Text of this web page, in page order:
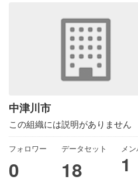
中津川市
この組織には説明がありません
フォロワー
0
データセット
18
メ
1